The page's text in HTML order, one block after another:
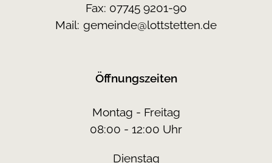
Fax: 07745 9201-90
Mail: gemeinde@lottstetten.de
Öffnungszeiten
Montag - Freitag
08:00 - 12:00 Uhr
Dienstag